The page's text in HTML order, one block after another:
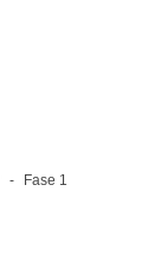
- Fase 1